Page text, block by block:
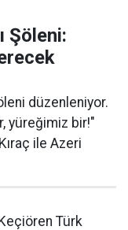
Şöleni:
düzenleniyor.
yüreğimiz bir!"
ile Azeri
Türk